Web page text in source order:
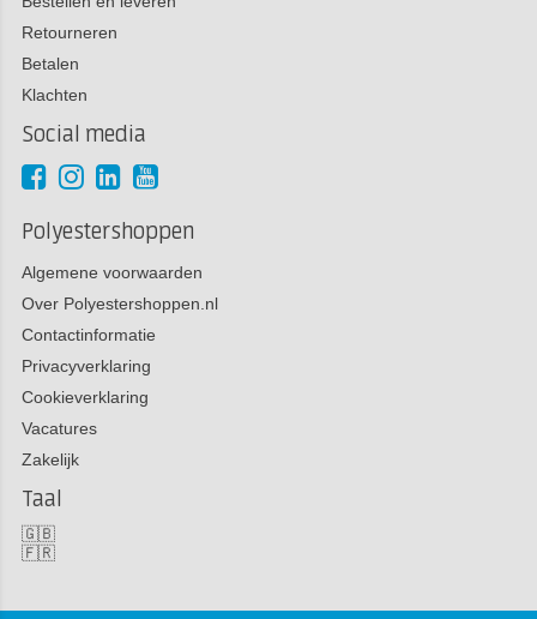
Retourneren
Betalen
Klachten
Social media
Polyestershoppen
Algemene voorwaarden
Over Polyestershoppen.nl
Contactinformatie
Privacyverklaring
Cookieverklaring
Vacatures
Zakelijk
Taal
🇬🇧
🇫🇷